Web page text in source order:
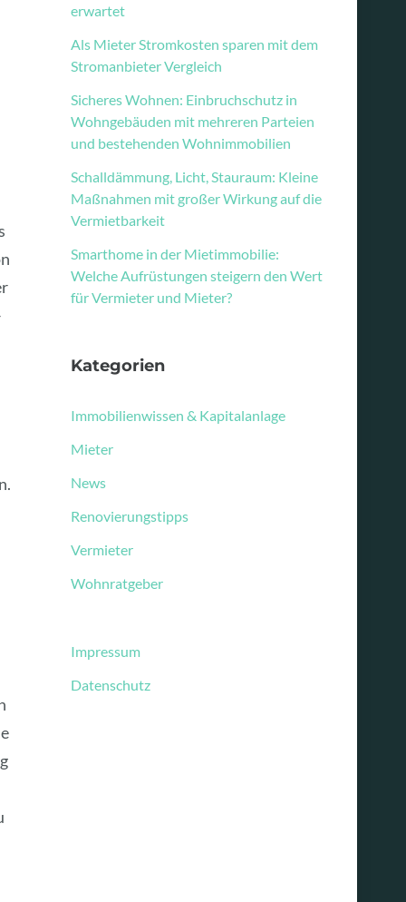
erwartet
Als Mieter Stromkosten sparen mit dem
Stromanbieter Vergleich
Sicheres Wohnen: Einbruchschutz in
Wohngebäuden mit mehreren Parteien
und bestehenden Wohnimmobilien
Schalldämmung, Licht, Stauraum: Kleine
Maßnahmen mit großer Wirkung auf die
Vermietbarkeit
Smarthome in der Mietimmobilie:
Welche Aufrüstungen steigern den Wert
für Vermieter und Mieter?
Kategorien
Immobilienwissen & Kapitalanlage
Mieter
News
Renovierungstipps
Vermieter
Wohnratgeber
Impressum
Datenschutz